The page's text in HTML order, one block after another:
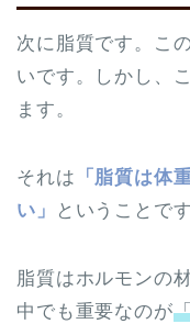
次に脂質です。こ
いです。しかし、
ます。
それは 「脂質は体
い」
ということです
脂質はホルモンの
中でも重要なのが